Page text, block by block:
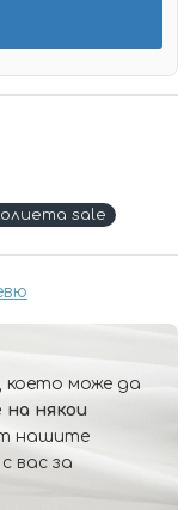
sale
което може да
някои
нашите
вас за